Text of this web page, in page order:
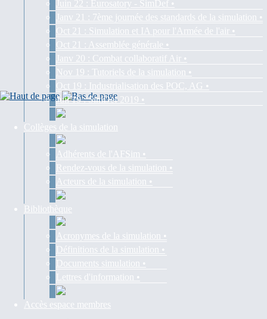
Juin 22 : Eurosatory - SimDef •
Janv 21 : 7ème journée des standards de la simulation •
Oct 21 : Simulation et IA pour l'Armée de l'air •
Oct 21 : Assemblée générale •
Janv 20 : Combat collaboratif Air •
Nov 19 : Tutoriels de la simulation •
Oct 19 : Industrialisation des POC, AG •
Juil 19 : SimDef 2019 •
Collèges de la simulation
Adhérents de l'AFSim •
Rendez-vous de la simulation •
Acteurs de la simulation •
Bibliothèque
Acronymes de la simulation •
Définitions de la simulation •
Documents simulation •
Lettres d'information •
Accès espace membres